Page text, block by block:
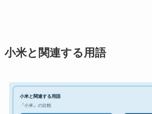
小米と関連する用語
小米と関連する用語
『小米』の比較